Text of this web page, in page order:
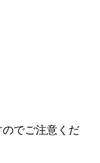
でご注意くだ